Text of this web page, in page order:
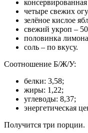
четыре свежих
зелёное кислое
свежий укроп –
половинка
соль – по вкусу.
Соотношение Б/Ж/У:
белки: 3,58;
жиры: 1,22;
углеводы: 8,37;
энергетическая
Получится три порции.